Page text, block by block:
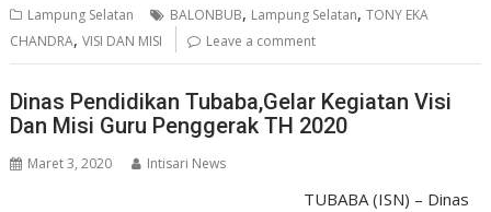
Lampung Selatan BALONBUB, Lampung Selatan,TONY EKA
CHANDRA,VISI DAN MISI Leave a comment
Dinas Pendidikan Tubaba,Gelar Kegiatan Visi
Dan Misi Guru Penggerak TH 2020
Maret 3, 2020 Intisari News
TUBABA (ISN) – Dinas